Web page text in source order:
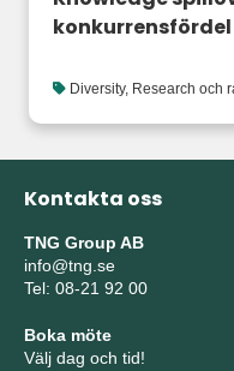
Diversity, Research och
Kontakta oss
TNG Group AB
info@tng.se
Tel: 08-21 92 00
Boka möte
Välj dag och tid!